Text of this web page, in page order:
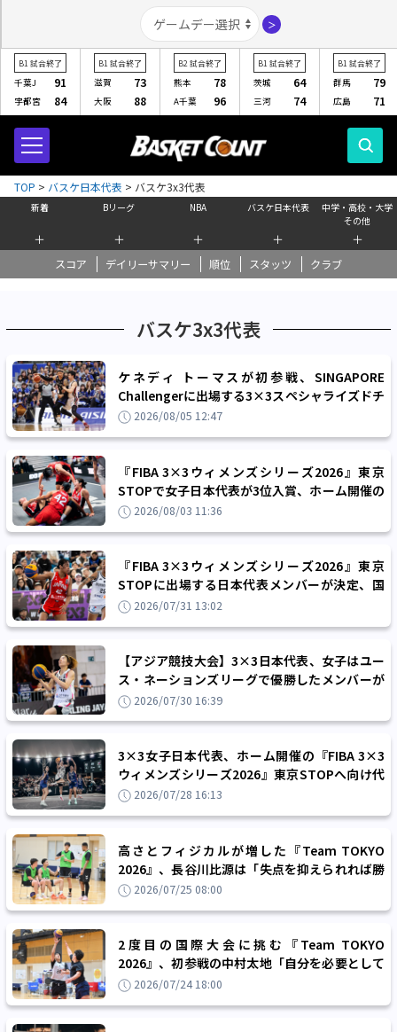
＞
B1 試合終了
千葉J 91
宇都宮 84
B1 試合終了
滋賀 73
大阪 88
B2 試合終了
熊本 78
A千葉 96
B1 試合終了
茨城 64
三河 74
B1 試合終了
群馬 79
広島 71
新着
＋
Bリーグ
＋
NBA
＋
バスケ日本代表
＋
中学・高校・大学
その他
＋
スコア デイリーサマリー 順位 スタッツ クラブ
TOP > バスケ日本代表 > バスケ3x3代表
バスケ3x3代表
ケネディ トーマスが初参戦、SINGAPORE
Challengerに出場する3×3スペシャライズドチ
ーム『Team TOKYO 2026』の4名が決定
2026/08/05 12:47
『FIBA 3×3ウィメンズシリーズ2026』東京
STOPで女子日本代表が3位入賞、ホーム開催の
STOPで他チーム所属の日本人選手も大健闘
2026/08/03 11:36
『FIBA 3×3ウィメンズシリーズ2026』東京
STOPに出場する日本代表メンバーが決定、国
内ランキング1位の田中平和らが選出
2026/07/31 13:02
【アジア競技大会】3×3日本代表、女子はユー
ス・ネーションズリーグで優勝したメンバーが
中心、男子は大学生メインのメンバー構成に
2026/07/30 16:39
3×3女子日本代表、ホーム開催の『FIBA 3×3
ウィメンズシリーズ2026』東京STOPへ向け代
表候補5名を発表
2026/07/28 16:13
高さとフィジカルが増した『Team TOKYO
2026』、長谷川比源は「失点を抑えられれば勝
てる」と自信
2026/07/25 08:00
2度目の国際大会に挑む『Team TOKYO
2026』、初参戦の中村太地「自分を必要として
くれる場所でプレーできることは幸せ」
2026/07/24 18:00